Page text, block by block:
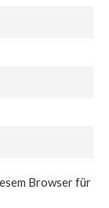
Browser für